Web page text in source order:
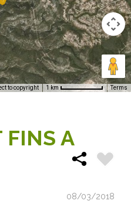
to copyright 1 km Terms
FINS A
08/03/2018